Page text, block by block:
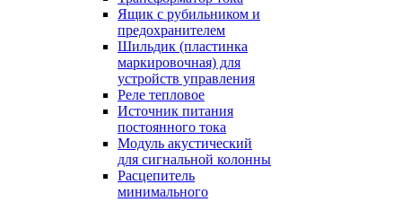
Ящик с рубильником и
предохранителем
Шильдик (пластинка
маркировочная) для
устройств управления
Реле тепловое
Источник питания
постоянного тока
Модуль акустический
для сигнальной колонны
Расцепитель
минимального